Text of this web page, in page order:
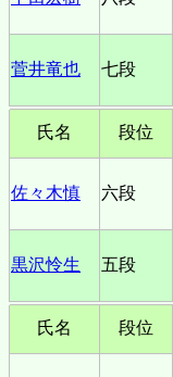
菅井竜也 七段
氏名 段位
佐々木慎 六段
黒沢怜生 五段
氏名 段位